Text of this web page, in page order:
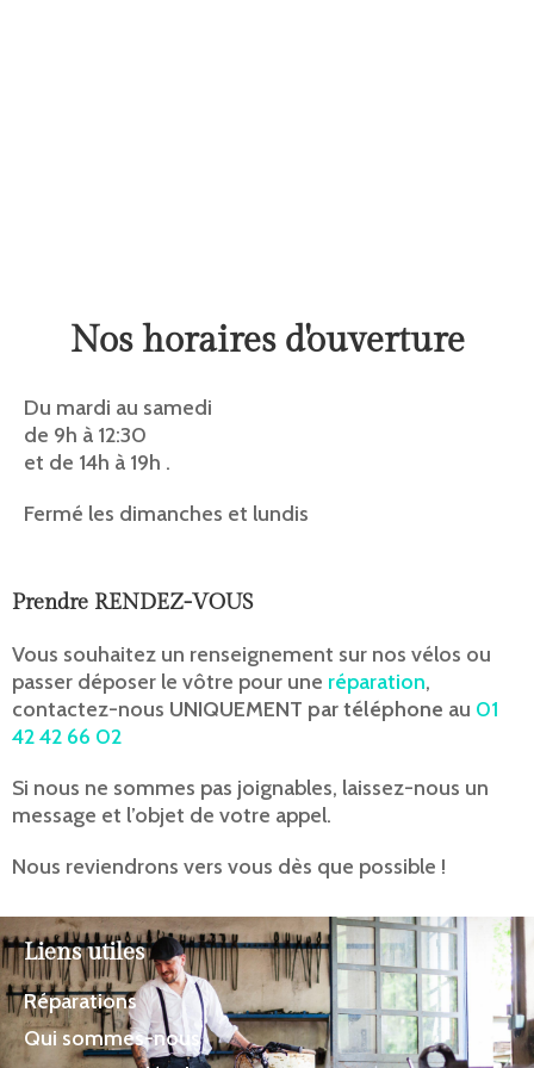
Nos horaires d'ouverture
Du mardi au samedi
de 9h à 12:30
et de 14h à 19h .
Fermé les dimanches et lundis
Prendre RENDEZ-VOUS
Vous souhaitez un renseignement sur nos vélos ou
passer déposer le vôtre pour une réparation,
contactez-nous UNIQUEMENT par téléphone au 01
42 42 66 02
Si nous ne sommes pas joignables, laissez-nous un
message et l’objet de votre appel.
Nous reviendrons vers vous dès que possible !
Liens utiles
Réparations
Qui sommes-nous